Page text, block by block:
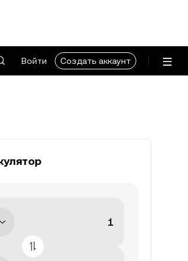
Войти Создать аккаунт